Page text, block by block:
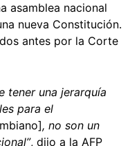
asamblea nacional
nueva Constitución.
antes por la Corte
tener una jerarquía
para el
, no son un
, dijo a la AFP